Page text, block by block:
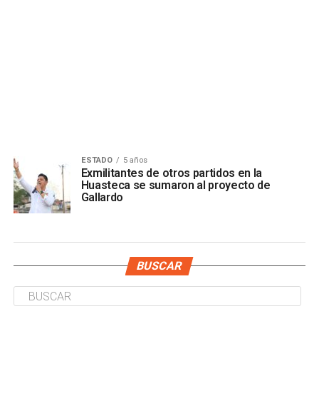
ESTADO 5 años
Exmilitantes de otros partidos en la
Huasteca se sumaron al proyecto de
Gallardo
BUSCAR